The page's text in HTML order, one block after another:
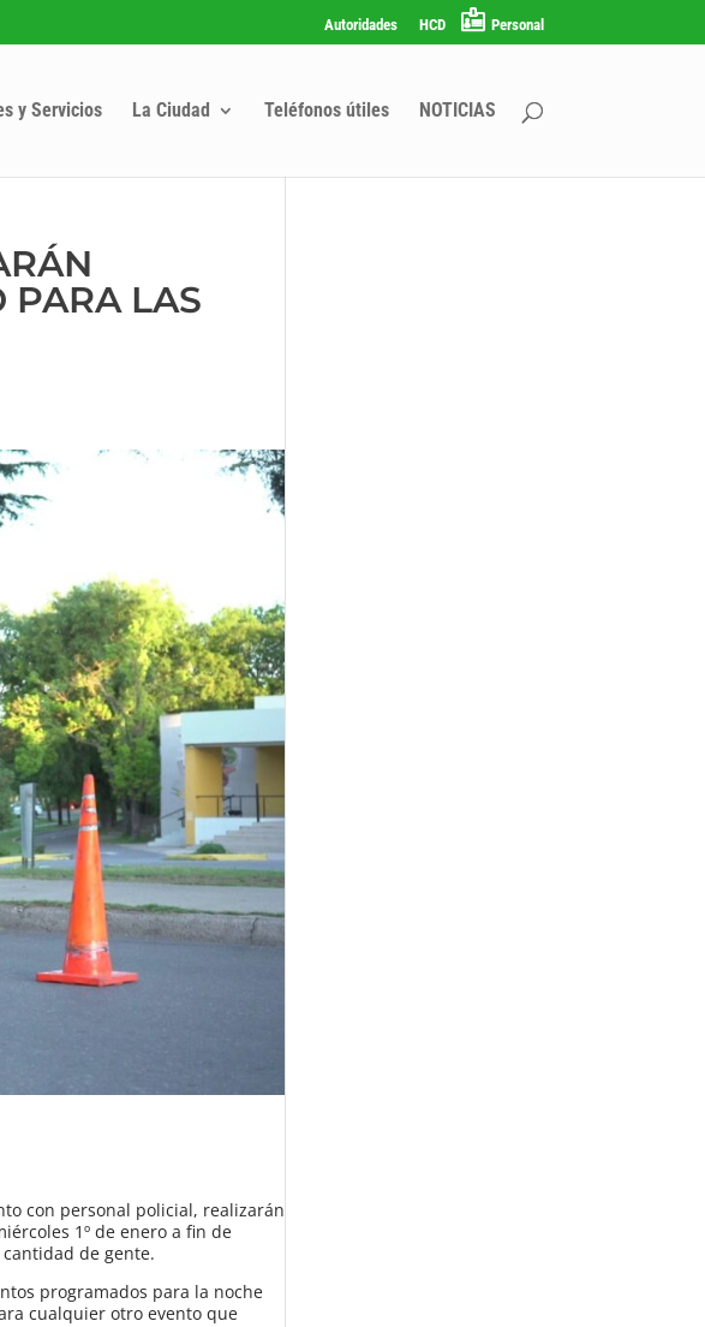
Autoridades HCD Personal
y Servicios La Ciudad Teléfonos útiles NOTICIAS
PARA LAS
con personal policial, realizarán
1º de enero a fin de
de gente.
programados para la noche
cualquier otro evento que